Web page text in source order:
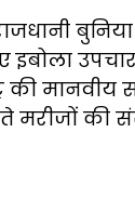
इबोला
की
मरीजों की